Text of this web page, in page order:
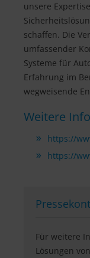
unsere
schaffen. Die
umfassender
Systeme für
Erfahrung im
wegweisende
Weitere
https://
https://
Für weitere
Lösungen